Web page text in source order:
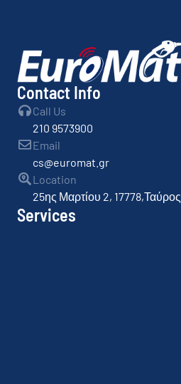
Contact Info
Call Us
210 9573900
Email
cs@euromat.gr
Location
25ης Μαρτίου 2, 17778,Ταύρος
Services